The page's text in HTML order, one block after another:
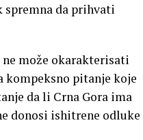
spremna da prihvati
može okarakterisati
kompeksno pitanje koje
da li Crna Gora ima
donosi ishitrene odluke